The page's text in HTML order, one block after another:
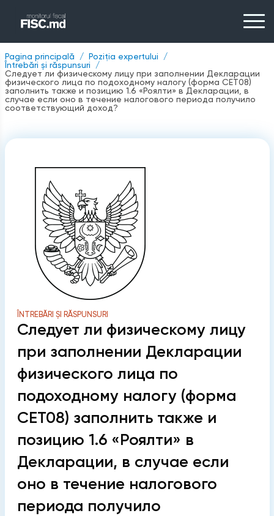
Pagina principală
Poziția expertului
Întrebări și răspunsuri
Следует ли физическому лицу при заполнении Декларации
физического лица по подоходному налогу (форма СЕТ08)
заполнить также и позицию 1.6 «Роялти» в Декларации, в
случае если оно в течение налогового периода получило
соответствующий доход?
ÎNTREBĂRI ȘI RĂSPUNSURI
Следует ли физическому лицу
при заполнении Декларации
физического лица по
подоходному налогу (форма
СЕТ08) заполнить также и
позицию 1.6 «Роялти» в
Декларации, в случае если
оно в течение налогового
периода получило